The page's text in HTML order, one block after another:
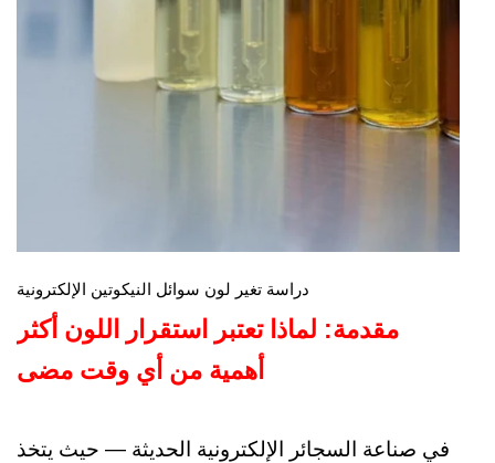
دراسة تغير لون سوائل النيكوتين الإلكترونية
مقدمة: لماذا تعتبر استقرار اللون أكثر
أهمية من أي وقت مضى
في صناعة السجائر الإلكترونية الحديثة — حيث يتخذ